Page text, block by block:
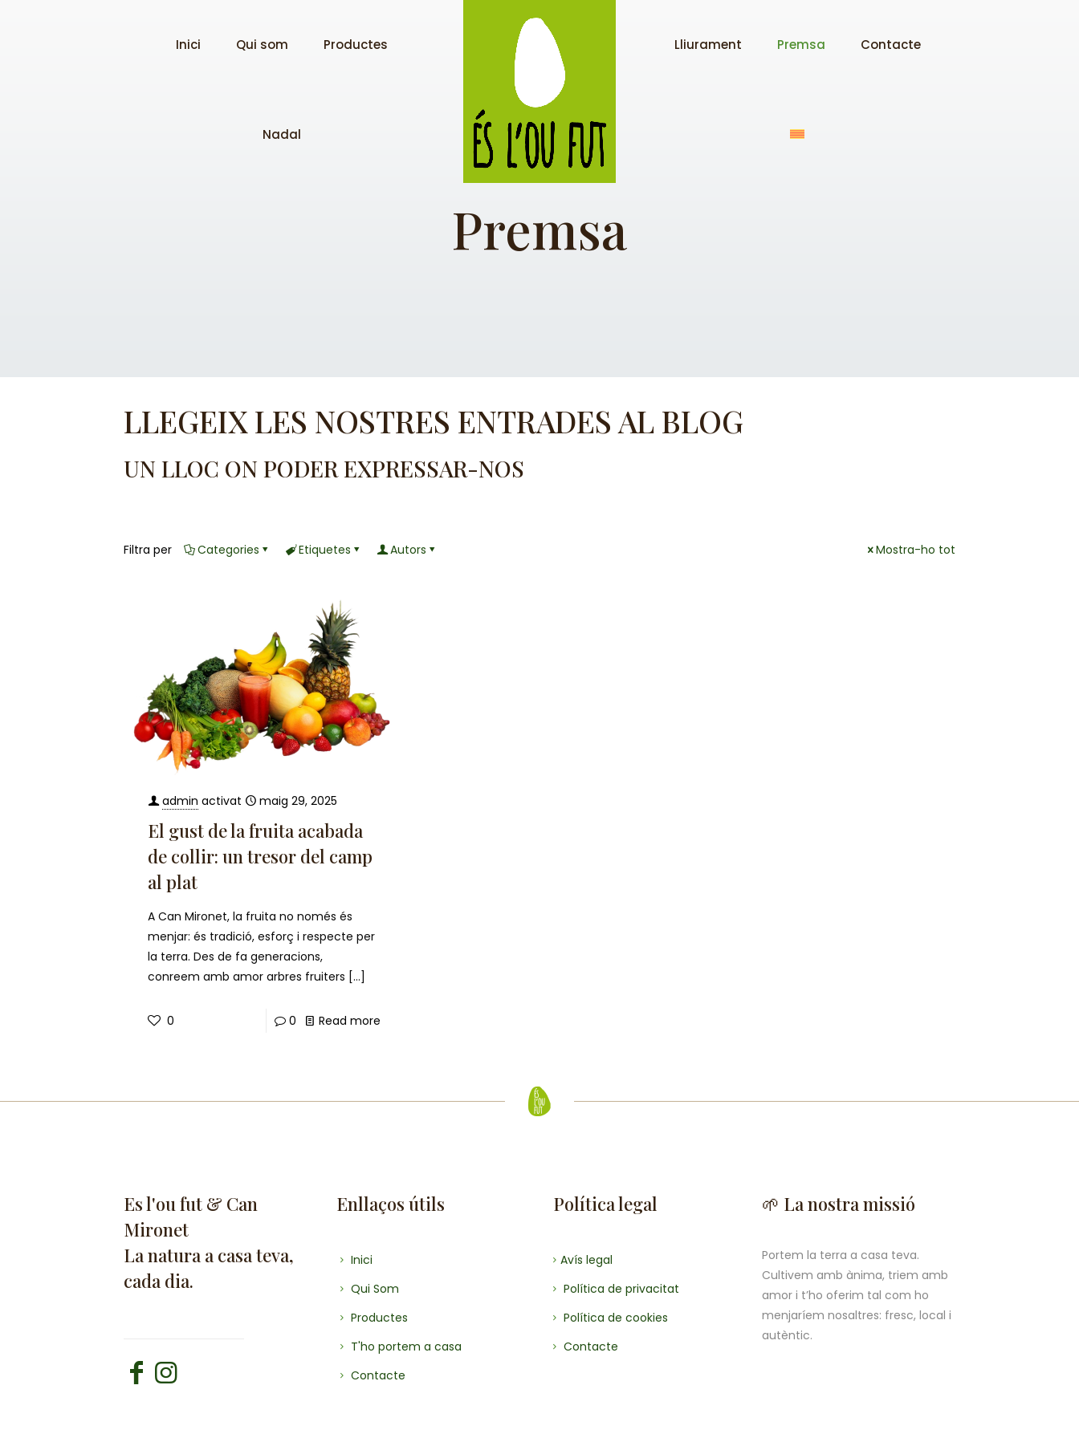
Inici Qui som Productes
Nadal
Lliurament Premsa Contacte
Premsa
LLEGEIX LES NOSTRES ENTRADES AL BLOG
UN LLOC ON PODER EXPRESSAR-NOS
Filtra per Categories Etiquetes Autors Mostra-ho tot
admin activat maig 29, 2025
El gust de la fruita acabada
de collir: un tresor del camp
al plat
A Can Mironet, la fruita no només és
menjar: és tradició, esforç i respecte per
la terra. Des de fa generacions,
conreem amb amor arbres fruiters […]
0 0 Read more
Es l'ou fut & Can
Mironet
La natura a casa teva,
cada dia.
Enllaços útils
Inici
Qui Som
Productes
T'ho portem a casa
Contacte
Política legal
Avís legal
Política de privacitat
Política de cookies
Contacte
🌱 La nostra missió
Portem la terra a casa teva.
Cultivem amb ànima, triem amb
amor i t’ho oferim tal com ho
menjaríem nosaltres: fresc, local i
autèntic.